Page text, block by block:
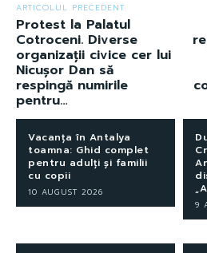
ARTICOLUL PRECEDENT
Protest la Palatul
Cotroceni. Diverse
organizații civice cer lui
Nicușor Dan să
respingă numirile
pentru…
Vacanța în Antalya
toamna: Ghid complet
pentru adulți și familii
cu copii
10 AUGUST 2026
9